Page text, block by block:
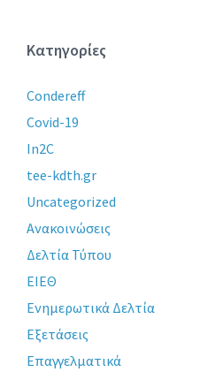
Κατηγορίες
Condereff
Covid-19
In2C
tee-kdth.gr
Uncategorized
Ανακοινώσεις
Δελτία Τύπου
ΕΙΕΘ
Ενημερωτικά Δελτία
Εξετάσεις
Επαγγελματικά